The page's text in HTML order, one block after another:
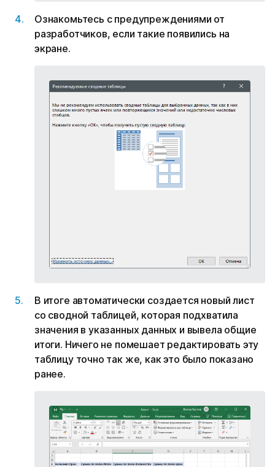
Ознакомьтесь с предупреждениями от
разработчиков, если такие появились на
экране.
В итоге автоматически создается новый лист
со сводной таблицей, которая подхватила
значения в указанных данных и вывела общие
итоги. Ничего не помешает редактировать эту
таблицу точно так же, как это было показано
ранее.